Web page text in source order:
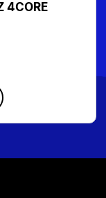
4CORE